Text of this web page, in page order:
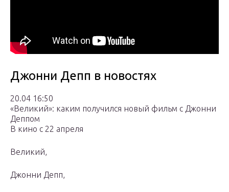
Джонни Депп в новостях
20.04 16:50
«Великий»: каким получился новый фильм с Джонни
Деппом
В кино с 22 апреля
Великий,
Джонни Депп,